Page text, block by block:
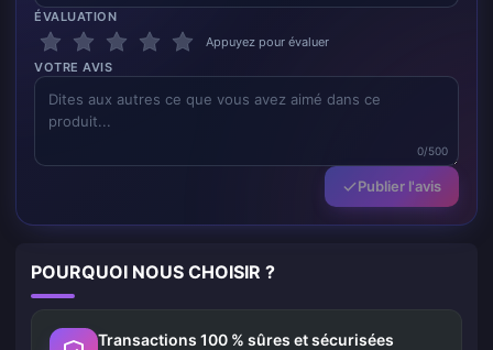
ÉVALUATION
Appuyez pour évaluer
VOTRE AVIS
0/500
Publier l'avis
POURQUOI NOUS CHOISIR ?
Transactions 100 % sûres et sécurisées